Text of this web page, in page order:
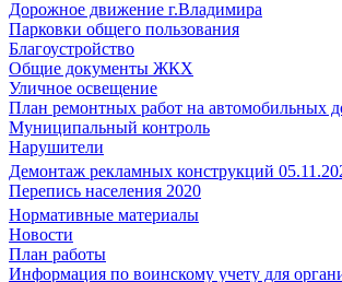
Дорожное движение г.Владимира
Парковки общего пользования
Благоустройство
Общие документы ЖКХ
Уличное освещение
План ремонтных работ на автомобильных
Муниципальный контроль
Нарушители
Демонтаж рекламных конструкций
Перепись населения 2020
Нормативные материалы
Новости
План работы
Информация по воинскому учету для